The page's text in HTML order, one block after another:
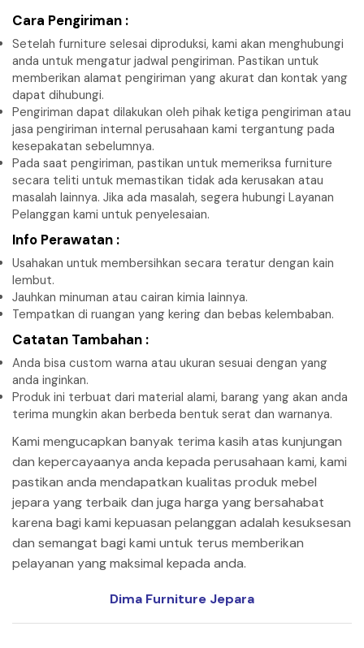
Cara Pengiriman :
Setelah furniture selesai diproduksi, kami akan menghubungi
anda untuk mengatur jadwal pengiriman. Pastikan untuk
memberikan alamat pengiriman yang akurat dan kontak yang
dapat dihubungi.
Pengiriman dapat dilakukan oleh pihak ketiga pengiriman atau
jasa pengiriman internal perusahaan kami tergantung pada
kesepakatan sebelumnya.
Pada saat pengiriman, pastikan untuk memeriksa furniture
secara teliti untuk memastikan tidak ada kerusakan atau
masalah lainnya. Jika ada masalah, segera hubungi Layanan
Pelanggan kami untuk penyelesaian.
Info Perawatan :
Usahakan untuk membersihkan secara teratur dengan kain
lembut.
Jauhkan minuman atau cairan kimia lainnya.
Tempatkan di ruangan yang kering dan bebas kelembaban.
Catatan Tambahan :
Anda bisa custom warna atau ukuran sesuai dengan yang
anda inginkan.
Produk ini terbuat dari material alami, barang yang akan anda
terima mungkin akan berbeda bentuk serat dan warnanya.
Kami mengucapkan banyak terima kasih atas kunjungan
dan kepercayaanya anda kepada perusahaan kami, kami
pastikan anda mendapatkan kualitas produk mebel
jepara yang terbaik dan juga harga yang bersahabat
karena bagi kami kepuasan pelanggan adalah kesuksesan
dan semangat bagi kami untuk terus memberikan
pelayanan yang maksimal kepada anda.
Dima Furniture Jepara